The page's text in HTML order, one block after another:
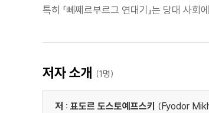
특히 「뻬쩨르부르그 연대기」는 당대 사
저자 소개 (1명)
저 : 표도르 도스토예프스키 (Fyodor